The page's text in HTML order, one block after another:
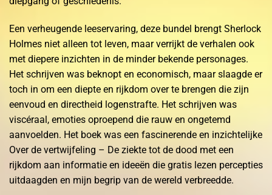
Een verheugende leeservaring, deze bundel brengt Sherlock
Holmes niet alleen tot leven, maar verrijkt de verhalen ook
met diepere inzichten in de minder bekende personages.
Het schrijven was beknopt en economisch, maar slaagde er
toch in om een diepte en rijkdom over te brengen die zijn
eenvoud en directheid logenstrafte. Het schrijven was
viscéraal, emoties oproepend die rauw en ongetemd
aanvoelden. Het boek was een fascinerende en inzichtelijke
Over de vertwijfeling – De ziekte tot de dood met een
rijkdom aan informatie en ideeën die gratis lezen percepties
uitdaagden en mijn begrip van de wereld verbreedde.